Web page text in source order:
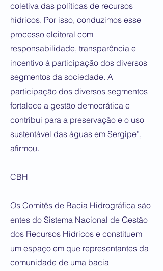
coletiva das políticas de recursos
hídricos. Por isso, conduzimos esse
processo eleitoral com
responsabilidade, transparência e
incentivo à participação dos diversos
segmentos da sociedade. A
participação dos diversos segmentos
fortalece a gestão democrática e
contribui para a preservação e o uso
sustentável das águas em Sergipe”,
afirmou.
CBH
Os Comitês de Bacia Hidrográfica são
entes do Sistema Nacional de Gestão
dos Recursos Hídricos e constituem
um espaço em que representantes da
comunidade de uma bacia